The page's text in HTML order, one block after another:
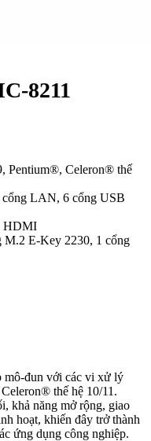
8211
Celeron® thế
LAN, 6 cổng USB
HDMI
M.2 E-Key 2230, 1 cổng
mô-đun với các vi xử lý
thế hệ 10/11.
khả năng mở rộng, giao
hoạt, khiến đây trở thành
ứng dụng công nghiệp.